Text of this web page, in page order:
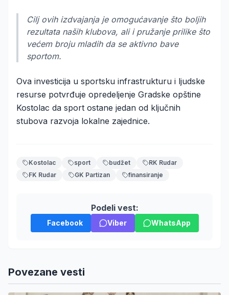
Cilj ovih izdvajanja je omogućavanje što boljih
rezultata naših klubova, ali i pružanje prilike što
većem broju mladih da se aktivno bave
sportom.
Ova investicija u sportsku infrastrukturu i ljudske
resurse potvrđuje opredeljenje Gradske opštine
Kostolac da sport ostane jedan od ključnih
stubova razvoja lokalne zajednice.
Kostolac sport budžet
RK Rudar
FK Rudar
GK Partizan finansiranje
Podeli vest:
Facebook Viber WhatsApp
Povezane vesti